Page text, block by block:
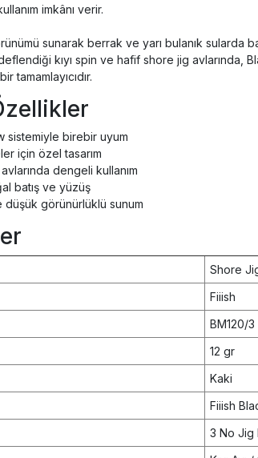
imkânı verir.
sunarak berrak ve yarı bulanık sularda
kıyı spin ve hafif shore jig avlarında,
tamamlayıcıdır.
sistemiyle birebir uyum
için özel tasarım
avlarında dengeli kullanım
batış ve yüzüş
düşük görünürlüklü sunum
Shore
Fiiish
BM120/
12 gr
Kaki
Fiiish
3 No Jig